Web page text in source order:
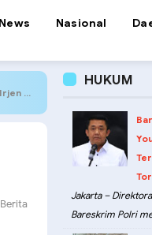
News Nasional
Putra
Berita
HUKUM
Jakarta –
Bareskrim Polri